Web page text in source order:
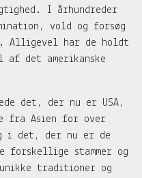
I århundreder
vold og forsøg
Alligevel har de holdt
det amerikanske
det, der nu er USA,
fra Asien for over
i det, der nu er de
forskellige stammer og
traditioner og